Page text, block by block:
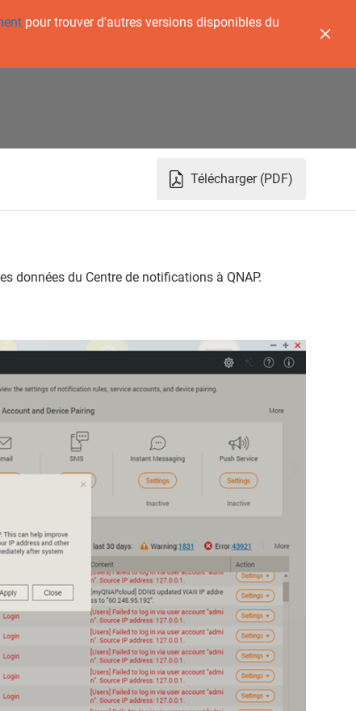
pour trouver d'autres versions disponibles du
Télécharger (PDF)
données du Centre de notifications à QNAP.